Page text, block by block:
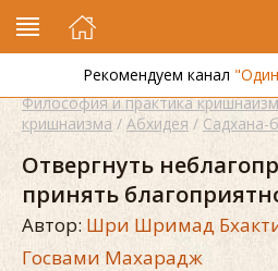
Рекомендуем канал
Философия и практика
кришнаизма / Абхидея / Садхана-
Отвергнуть
принять
Автор: Шри Шримад
Госвами Махарадж